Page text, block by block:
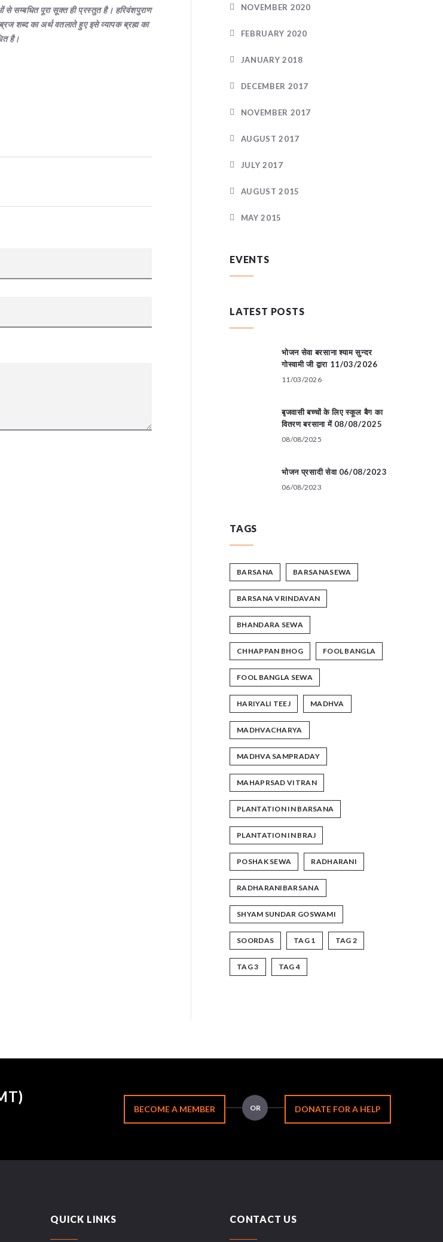
सम्बधित पूरा सूक्त ही प्रस्तुत है। हरिवंशपुराण
शब्द का अर्थ वतलाते हुए इसे व्यापक ब्रह्म का
है।
NOVEMBER 2020
FEBRUARY 2020
JANUARY 2018
DECEMBER 2017
NOVEMBER 2017
AUGUST 2017
JULY 2017
AUGUST 2015
MAY 2015
EVENTS
LATEST POSTS
भोजन सेवा बरसाना श्याम सुन्दर
गोस्वामी जी द्वारा 11/03/2026
11/03/2026
बृजवासी बच्चों के लिए स्कूल बैग का
वितरण बरसाना में 08/08/2025
08/08/2025
भोजन प्रसादी सेवा 06/08/2023
06/08/2023
TAGS
BARSANA BARSANASEWA
BARSANA VRINDAVAN
BHANDARA SEWA
CHHAPPAN BHOG FOOL BANGLA
FOOL BANGLA SEWA
HARIYALI TEEJ MADHVA
MADHVACHARYA
MADHVA SAMPRADAY
MAHAPRSAD VITRAN
PLANTATION IN BARSANA
PLANTATION IN BRAJ
POSHAK SEWA RADHARANI
RADHARANIBARSANA
SHYAM SUNDAR GOSWAMI
SOORDAS TAG 1 TAG 2
TAG 3 TAG 4
BECOME A MEMBER OR DONATE FOR A HELP
QUICK LINKS CONTACT US